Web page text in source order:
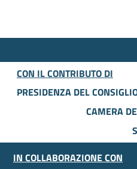
CON IL CONTRIBUTO DI
PRESIDENZA DEL
CAMERA
IN COLLABORAZIONE CON